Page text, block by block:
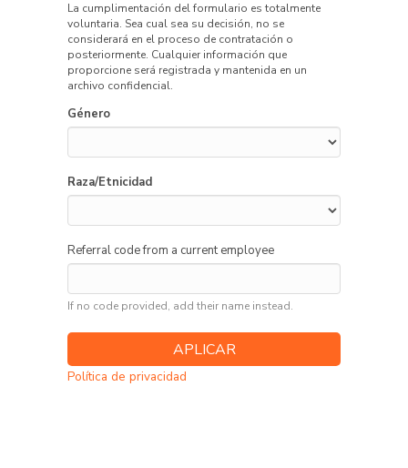
La cumplimentación del formulario es totalmente
voluntaria. Sea cual sea su decisión, no se
considerará en el proceso de contratación o
posteriormente. Cualquier información que
proporcione será registrada y mantenida en un
archivo confidencial.
Género
Raza/Etnicidad
Referral code from a current employee
If no code provided, add their name instead.
Política de privacidad